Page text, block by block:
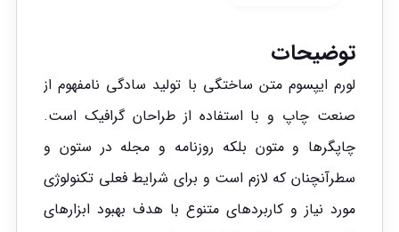
توضیحات
لورم ایپسوم متن ساختگی با تولید سادگی نامفهوم از
صنعت چاپ و با استفاده از طراحان گرافیک است.
چاپگرها و متون بلکه روزنامه و مجله در ستون و
سطرآنچنان که لازم است و برای شرایط فعلی تکنولوژی
مورد نیاز و کاربردهای متنوع با هدف بهبود ابزارهای